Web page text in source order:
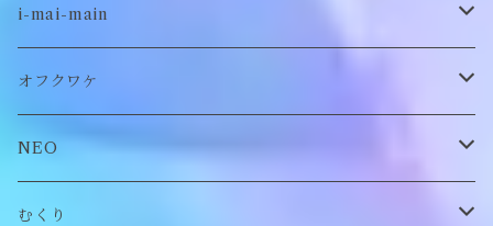
古着
オリジナル
i-mai-main
ビスチェ
付け襟
帽子
オフクワケ
トップス
アウター
NEO
財布
むくり